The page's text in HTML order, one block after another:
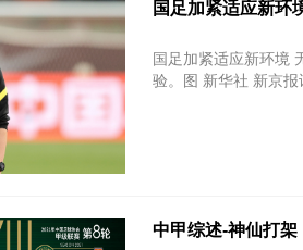
国足加紧适应新环
国足加紧适应新环境 无缘小组
验。图 新华社 新京
中甲综述-神仙打